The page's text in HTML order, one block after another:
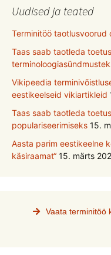
Uudised ja teated
Terminitöö taotlusvoorud
Taas saab taotleda
Vikipeedia
eestikeelseid vikiartikleid
Taas saab taotleda
populariseerimiseks 15.
Aasta parim eestikeelne
käsiraamat“ 15. märts
Vaata terminitöö